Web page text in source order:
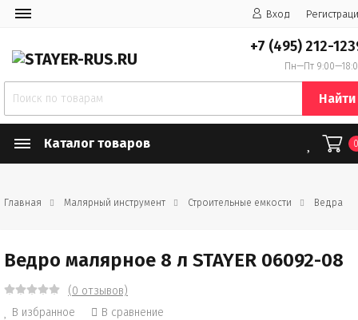
Вход
+7 (495) 212-
Пн—Пт
Найти
Каталог товаров
Главная Малярный инструмент Строительные емкости Ведра
Ведро малярное 8 л STAYER 06092-08
(0 отзывов)
В избранное
В сравнение